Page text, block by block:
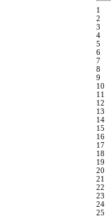
1
2
3
4
5
6
7
8
9
10
11
12
13
14
15
16
17
18
19
20
21
22
23
24
25